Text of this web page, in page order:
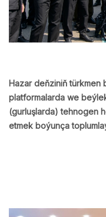
Hazar deňziniň
platformalarda we
(gurluşlarda) tehnogen
etmek boýunça